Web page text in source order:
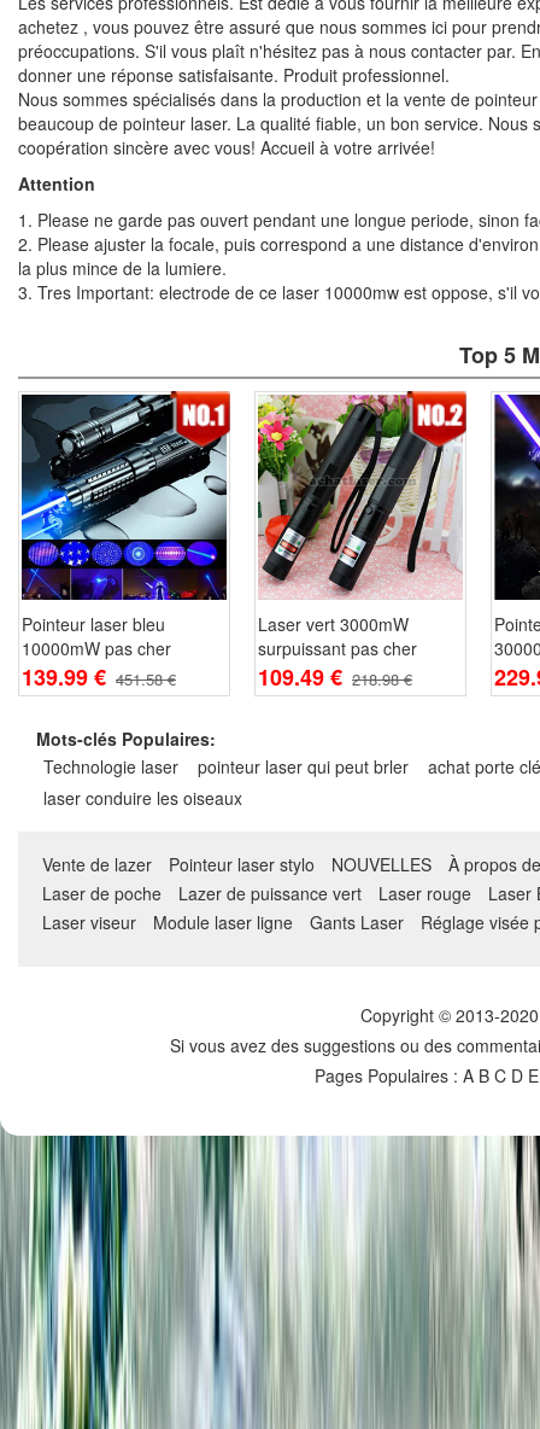
achetez , vous pouvez être assuré que nous sommes ici pour
préoccupations. S'il vous plaît n'hésitez pas à nous contacter par.
donner une réponse satisfaisante. Produit professionnel.
Nous sommes spécialisés dans la production et la vente de
beaucoup de pointeur laser. La qualité fiable, un bon service.
coopération sincère avec vous! Accueil à votre arrivée!
Attention
1. Please ne garde pas ouvert pendant une longue periode, sinon
2. Please ajuster la focale, puis correspond a une distance
la plus mince de la lumiere.
3. Tres Important: electrode de ce laser 10000mw est oppose, s'il
Top 5
Pointeur laser bleu
10000mW pas cher
139.99 € 451.58 €
Laser vert 3000mW
surpuissant pas cher
109.49 € 218.98 €
Mots-clés Populaires:
Technologie laser
pointeur laser qui peut brler
achat porte
laser conduire les oiseaux
Vente de lazer Pointeur laser stylo NOUVELLES
À propos
Laser de poche
Lazer de puissance vert Laser rouge
Laser
Laser viseur
Module laser ligne Gants Laser Réglage visée
Copyright © 2013-
Si vous avez des suggestions ou des
Pages Populaires : A B C D